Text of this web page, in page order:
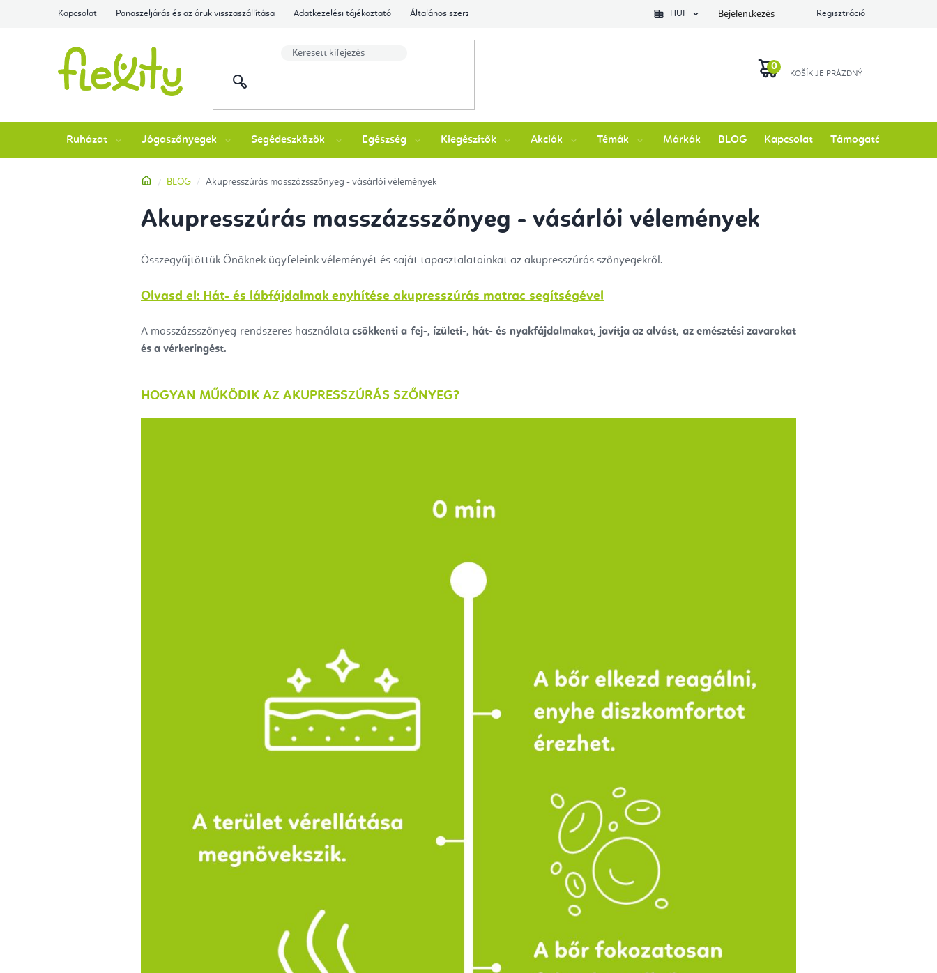
Kapcsolat Panaszeljárás és az áruk visszaszállítása Adatkezelési tájékoztató Általános szerződési feltételek Ellenőrizze a rendelés állapotátHUF Bejelentkezés Regisztráció
Ruházat Jógaszőnyegek Segédeszközök Egészség Kiegészítők Akciók Témák Márkák BLOG Kapcsolat Támogatás
Kezdőlap
BLOG Akupresszúrás masszázsszőnyeg - vásárlói vélemények
Akupresszúrás masszázsszőnyeg - vásárlói vélemények
Összegyűjtöttük Önöknek ügyfeleink véleményét és saját tapasztalatainkat az akupresszúrás szőnyegekről.
Olvasd el: Hát- és lábfájdalmak enyhítése akupresszúrás matrac segítségével
A masszázsszőnyeg rendszeres használata csökkenti a fej-, ízületi-, hát- és nyakfájdalmakat, javítja az alvást, az emésztési zavarokat
és a vérkeringést.
HOGYAN MŰKÖDIK AZ AKUPRESSZÚRÁS SZŐNYEG?